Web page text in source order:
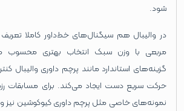
شود.
در والیبال هم سیگنال‌های خط‌داور کاملا
مربعی با وزن سبک انتخاب بهتری محسوب
گزینه‌های استاندارد مانند پرچم داوری والیبال
حرکت سریع دست ایجاد می‌کند. برای مسابقات
نمونه‌های خاصی مثل پرچم داوری کیوکوشین نیز